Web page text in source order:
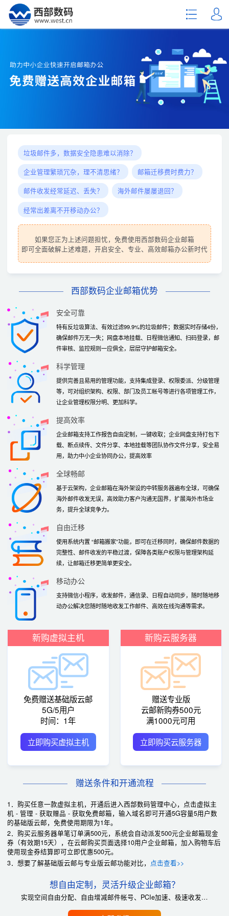
垃圾邮件多，数据安全隐患难以消除？
企业管理繁琐冗杂，理不清思绪？ 邮箱迁移费时费力？
邮件收发经常延迟、丢失？ 海外邮件屡屡退回？
经常出差离不开移动办公？
如果您正为上述问题担忧，免费使用西部数码企业邮箱
即可全面破解上述难题，开启安全、专业、高效邮箱办公新时代
西部数码企业邮箱优势
安全可靠
特有反垃圾算法、有效过滤99.9%的垃圾邮件；数据实时存储4份，
确保邮件万无一失；网盘本地挂载、日程微信通知、扫码登录，邮
件审核、监控规则一应俱全，层层守护邮箱安全。
科学管理
提供完善且易用的管理功能，支持集成登录、权限委派、分级管理
等，可对组织架构、权限、部门及员工帐号等进行各项管理工作，
让企业管理权限分明、更加科学。
提高效率
企业邮箱支持工作报告自由定制，一键收取；企业网盘支持打包下
载、断点续传、文件分享、本地挂载等团队协作文件分享，安全易
用，助力中小企业协同办公，提高效率
全球畅邮
基于云架构，企业邮箱在海外架设的中转服务器遍布全球，可确保
海外邮件收发无误，高效助力客户沟通无国界，扩展海外市场业
务，提升全球竞争力。
自由迁移
使用系统内置 “邮箱搬家”功能，即可在迁移同时，确保邮件数据的
完整性、邮件收发的平稳过渡，保障各类账户权限与管理架构延
续，让邮箱迁移更简单更安全。
移动办公
支持微信小程序，收发邮件，通信录、日程自动同步，随时随地移
动办公解决您随时随地收发工作邮件、高效在线沟通等需求。
新购虚拟主机
免费赠送基础版云邮
5G/5用户
时间：1年
立即购买虚拟主机
新购云服务器
赠送专业版
云邮新购券500元
满1000元可用
立即购买云服务器
赠送条件和开通流程
1．购买任意一款虚拟主机，开通后进入西部数码管理中心，点击虚拟主
机 - 管理 - 获取赠品 - 获取免费邮箱，输入域名即可开通5G容量5用户数
的基础版云邮，免费使用期限为1年。
2．购买云服务器单笔订单满500元，系统会自动派发500元企业邮箱现金
券（有效期15天），在云邮购买页面选择10用户企业邮箱，加入购物车后
使用现金券结算即可立即优惠500元。
3．想要了解基础版云邮与专业版云邮功能对比， 点击查看>>
想自由定制，灵活升级企业邮箱？
实现空间自由分配、自由增减邮件帐号、PCIe加速、极速收发…